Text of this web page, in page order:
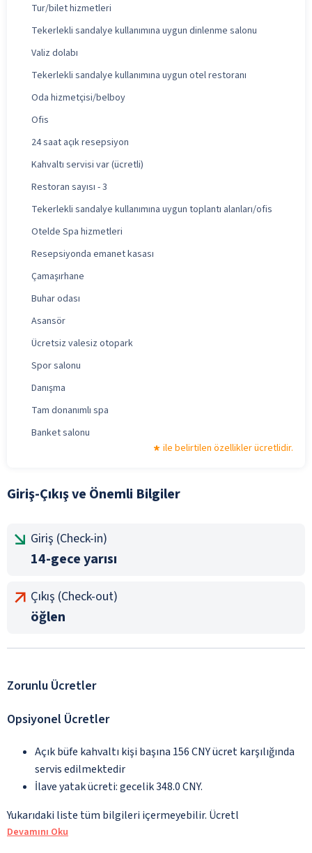
Tur/bilet hizmetleri
Tekerlekli sandalye kullanımına uygun dinlenme salonu
Valiz dolabı
Tekerlekli sandalye kullanımına uygun otel restoranı
Oda hizmetçisi/belboy
Ofis
24 saat açık resepsiyon
Kahvaltı servisi var (ücretli)
Restoran sayısı - 3
Tekerlekli sandalye kullanımına uygun toplantı alanları/ofis
Otelde Spa hizmetleri
Resepsiyonda emanet kasası
Çamaşırhane
Buhar odası
Asansör
Ücretsiz valesiz otopark
Spor salonu
Danışma
Tam donanımlı spa
Banket salonu
ile belirtilen özellikler ücretlidir.
Giriş-Çıkış ve Önemli Bilgiler
Giriş (Check-in)
14-gece yarısı
Çıkış (Check-out)
öğlen
Zorunlu Ücretler
Opsiyonel Ücretler
Açık büfe kahvaltı kişi başına 156 CNY ücret karşılığında
servis edilmektedir
İlave yatak ücreti: gecelik 348.0 CNY.
Yukarıdaki liste tüm bilgileri içermeyebilir. Ücretl
Devamını Oku